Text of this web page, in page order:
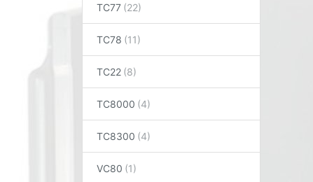
TC77
TC78
TC22
TC8000
TC8300
VC80